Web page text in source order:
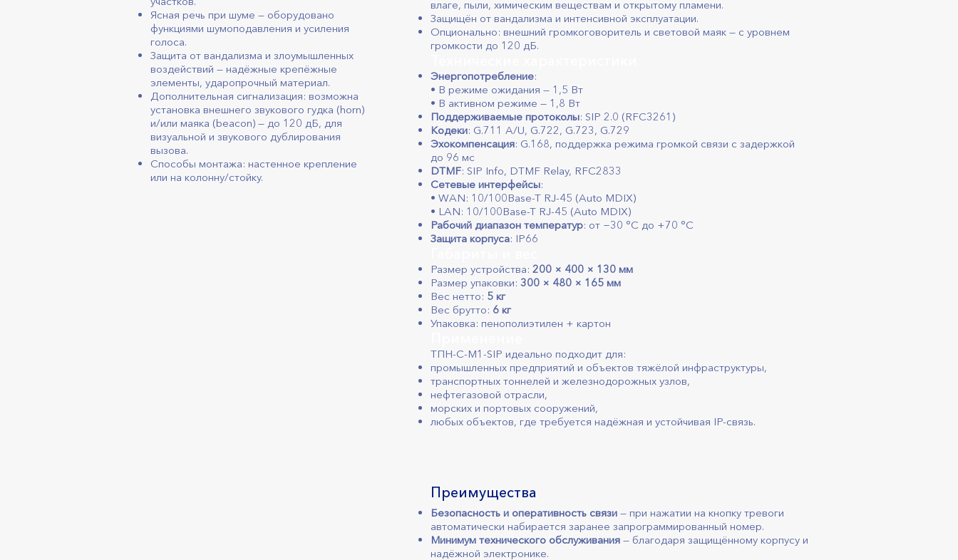
Ясная речь при шуме — оборудовано
функциями шумоподавления и усиления
голоса.
Защита от вандализма и злоумышленных
воздействий — надёжные крепёжные
элементы, ударопрочный материал.
Дополнительная сигнализация: возможна
установка внешнего звукового гудка (horn)
и/или маяка (beacon) — до 120 дБ, для
визуальной и звукового дублирования
вызова.
Способы монтажа: настенное крепление
или на колонну/стойку.
влаге, пыли, химическим веществам и открытому пламени.
Защищён от вандализма и интенсивной эксплуатации.
Опционально: внешний громкоговоритель и световой маяк — с уровнем
громкости до 120 дБ.
Энергопотребление:
• В режиме ожидания — 1,5 Вт
• В активном режиме — 1,8 Вт
Поддерживаемые протоколы: SIP 2.0 (RFC3261)
Кодеки: G.711 A/U, G.722, G.723, G.729
Эхокомпенсация: G.168, поддержка режима громкой связи с задержкой
до 96 мс
DTMF: SIP Info, DTMF Relay, RFC2833
Сетевые интерфейсы:
• WAN: 10/100Base-T RJ-45 (Auto MDIX)
• LAN: 10/100Base-T RJ-45 (Auto MDIX)
Рабочий диапазон температур: от −30 °C до +70 °C
Защита корпуса: IP66
Размер устройства: 200 × 400 × 130 мм
Размер упаковки: 300 × 480 × 165 мм
Вес нетто: 5 кг
Вес брутто: 6 кг
Упаковка: пенополиэтилен + картон
ТПН-С-М1-SIP идеально подходит для:
промышленных предприятий и объектов тяжёлой инфраструктуры,
транспортных тоннелей и железнодорожных узлов,
нефтегазовой отрасли,
морских и портовых сооружений,
любых объектов, где требуется надёжная и устойчивая IP-связь.
Преимущества
Безопасность и оперативность связи — при нажатии на кнопку тревоги
автоматически набирается заранее запрограммированный номер.
Минимум технического обслуживания — благодаря защищённому корпусу и
надёжной электронике.